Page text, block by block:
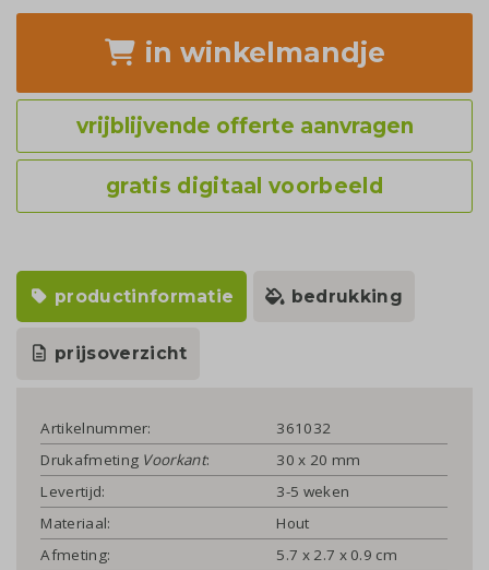
in winkelmandje
vrijblijvende offerte aanvragen
gratis digitaal voorbeeld
productinformatie bedrukking
prijsoverzicht
Artikelnummer:
361032
Drukafmeting Voorkant:
30 x 20 mm
Levertijd:
3-5 weken
Materiaal:
Hout
Afmeting:
5.7 x 2.7 x 0.9 cm